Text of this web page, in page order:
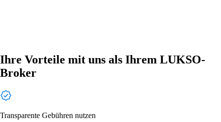
Ihre Vorteile mit uns als Ihrem LUKSO-
Broker
Transparente Gebühren nutzen